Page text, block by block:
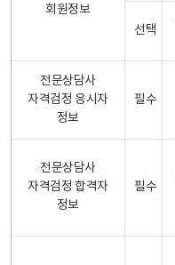
회원정보
선택
전문상담사
자격검정 응시자
정보
필수
전문상담사
자격검정 합격자
정보
필수